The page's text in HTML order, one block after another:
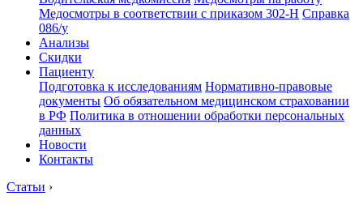
Медосмотры в соответствии с приказом 302-Н Справка
086/у
Анализы
Скидки
Пациенту
Подготовка к исследованиям Нормативно-правовые
документы Об обязательном медицинском страховании
в РФ Политика в отношении обработки персональных
данных
Новости
Контакты
Статьи ›